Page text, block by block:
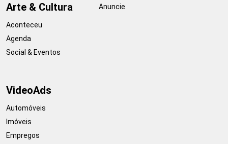
Arte & Cultura
Aconteceu
Agenda
Social & Eventos
Anuncie
VideoAds
Automóveis
Imóveis
Empregos